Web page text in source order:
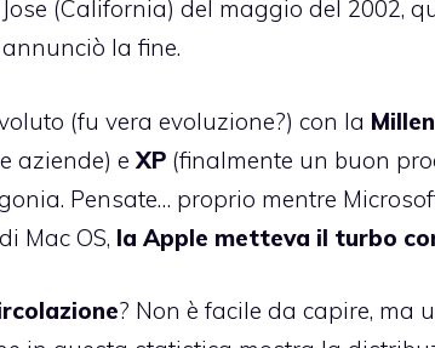
(California) del maggio del 2002,
la fine.
(fu vera evoluzione?) con la
aziende) eXP (finalmente un buon
Pensate… proprio mentre
Mac OS, la Apple metteva il turbo
? Non è facile da capire, ma